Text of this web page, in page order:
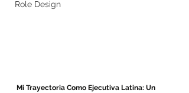
Role Design
Mi Trayectoria Como Ejecutiva Latina: Un